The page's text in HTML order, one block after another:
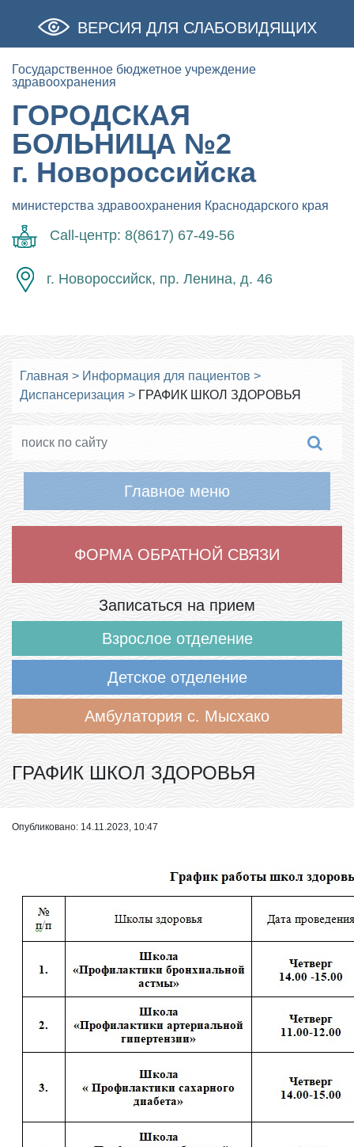
ВЕРСИЯ ДЛЯ СЛАБОВИДЯЩИХ
Государственное бюджетное учреждение
здравоохранения
ГОРОДСКАЯ
БОЛЬНИЦА №2
г. Новороссийска
министерства здравоохранения Краснодарского края
Call-центр: 8(8617) 67-49-56
г. Новороссийск, пр. Ленина, д. 46
Главная > Информация для пациентов >
Диспансеризация > ГРАФИК ШКОЛ ЗДОРОВЬЯ
Главное меню
ФОРМА ОБРАТНОЙ СВЯЗИ
Записаться на прием
Взрослое отделение
Детское отделение
Амбулатория с. Мысхако
ГРАФИК ШКОЛ ЗДОРОВЬЯ
Опубликовано: 14.11.2023, 10:47